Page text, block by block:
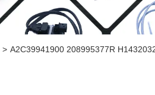
> A2C39941900 208995377R